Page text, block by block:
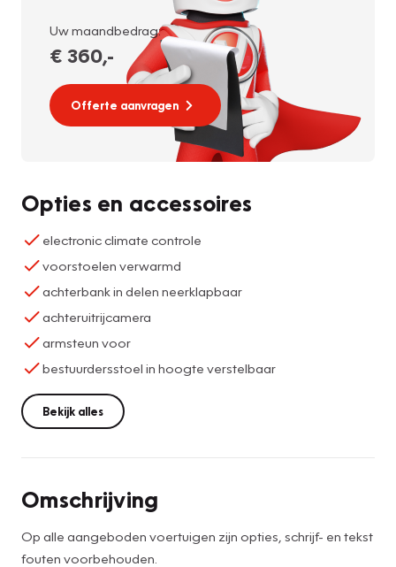
Uw maandbedrag:
€ 360,-
Offerte aanvragen
Opties en accessoires
electronic climate controle
voorstoelen verwarmd
achterbank in delen neerklapbaar
achteruitrijcamera
armsteun voor
bestuurdersstoel in hoogte verstelbaar
Bekijk alles
Omschrijving
Op alle aangeboden voertuigen zijn opties, schrijf- en tekst
fouten voorbehouden.